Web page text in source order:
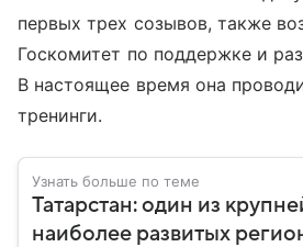
первых трех созывов, также
Госкомитет по поддержке и
В настоящее время она
тренинги.
Узнать больше по теме
Татарстан: один из
наиболее развитых